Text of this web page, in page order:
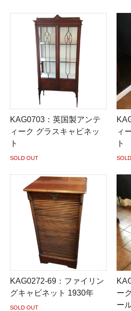
KAG0703：英国製アンテ
ィーク グラスキャビネッ
ト
SOLD OUT
ィ
ト
KAG0272-69：ファイリン
グキャビネット 1930年
SOLD OUT
ー
ー